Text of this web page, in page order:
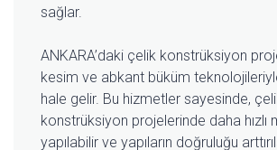
sağlar.
ANKARA’daki çelik konstrüksiyon
kesim ve abkant büküm
hale gelir. Bu hizmetler sayesinde,
konstrüksiyon projelerinde daha hızlı
yapılabilir ve yapıların doğruluğu